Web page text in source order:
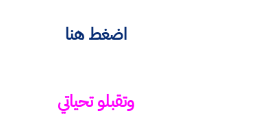
اضغط هنا
وتقبلو تحياتي